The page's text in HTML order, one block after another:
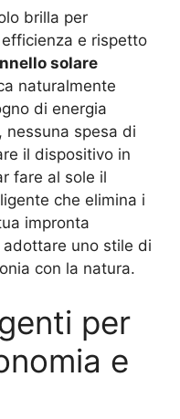
brilla per
e rispetto
solare
naturalmente
di energia
nessuna spesa di
il dispositivo in
fare al sole il
che elimina i
impronta
uno stile di
con la natura.
per
e